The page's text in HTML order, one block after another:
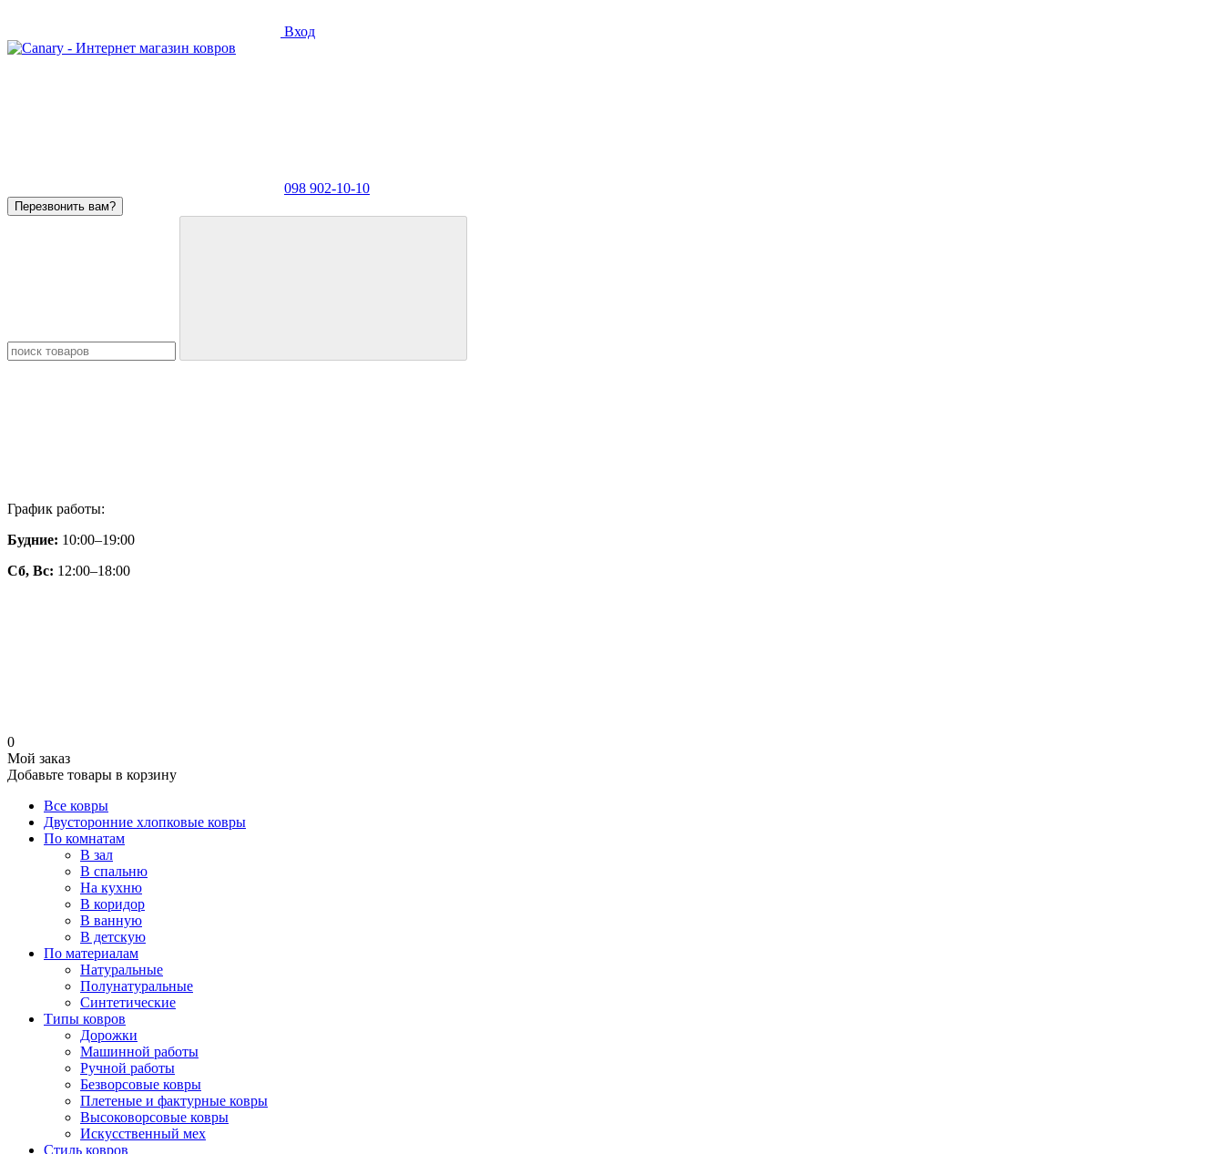
Вход
098 902-10-10
Перезвонить вам?
График работы:
Будние: 10:00–19:00
Сб, Вс: 12:00–18:00
0
Мой заказ
Добавьте товары в корзину
Все ковры
Двусторонние хлопковые ковры
По комнатам
В зал
В спальню
На кухню
В коридор
В ванную
В детскую
По материалам
Натуральные
Полунатуральные
Синтетические
Типы ковров
Дорожки
Машинной работы
Ручной работы
Безворсовые ковры
Плетеные и фактурные ковры
Высоковорсовые ковры
Искусственный мех
Стиль ковров